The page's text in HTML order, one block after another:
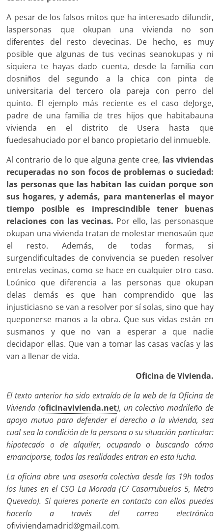
A pesar de los falsos mitos que ha interesado difundir,
laspersonas que okupan una vivienda no son
diferentes del resto devecinas. De hecho, es muy
posible que algunas de tus vecinas seanokupas y ni
siquiera te hayas dado cuenta, desde la familia con
dosniños del segundo a la chica con pinta de
universitaria del tercero ola pareja con perro del
quinto. El ejemplo más reciente es el caso deJorge,
padre de una familia de tres hijos que habitabauna
vivienda en el distrito de Usera hasta que
fuedesahuciado por el banco propietario del inmueble.
Al contrario de lo que alguna gente cree, las viviendas
recuperadas no son focos de problemas o suciedad:
las personas que las habitan las cuidan porque son
sus hogares, y además, para mantenerlas el mayor
tiempo posible es imprescindible tener buenas
relaciones con las vecinas. Por ello, las personasque
okupan una vivienda tratan de molestar menosaún que
el resto. Además, de todas formas, si
surgendificultades de convivencia se pueden resolver
entrelas vecinas, como se hace en cualquier otro caso.
Loúnico que diferencia a las personas que okupan
delas demás es que han comprendido que las
injusticiasno se van a resolver por sí solas, sino que hay
queponerse manos a la obra. Que sus vidas están en
susmanos y que no van a esperar a que nadie
decidapor ellas. Que van a tomar las casas vacías y las
van a llenar de vida.
Oficina de Vivienda.
El texto anterior ha sido extraído de la web de la Oficina de
Vivienda (oficinavivienda.net), un colectivo madrileño de
apoyo mutuo para defender el derecho a la vivienda, sea
cual sea la condición de la persona o su situación particular:
hipotecado o de alquiler, ocupando o buscando cómo
emanciparse, todas las realidades entran en esta lucha.
La oficina abre una asesoría colectiva desde las 19h todos
los lunes en el CSO La Morada (C/ Casarrubuelos 5, Metro
Quevedo). Si quieres ponerte en contacto con ellos puedes
hacerlo a través del correo electrónico
ofiviviendamadrid@gmail.com.